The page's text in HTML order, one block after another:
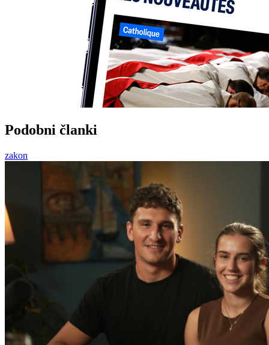
Podobni članki
zakon